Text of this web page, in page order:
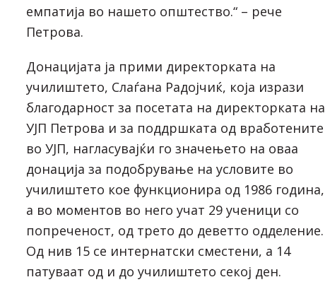
емпатија во нашето општество.“ – рече
Петрова.
Донацијата ја прими директорката на
училиштето, Слаѓана Радојчиќ, која изрази
благодарност за посетата на директорката на
УЈП Петрова и за поддршката од вработените
во УЈП, нагласувајќи го значењето на оваа
донација за подобрување на условите во
училиштето кое функционира од 1986 година,
а во моментов во него учат 29 ученици со
попреченост, од трето до деветто одделение.
Од нив 15 се интернатски сместени, а 14
патуваат од и до училиштето секој ден.